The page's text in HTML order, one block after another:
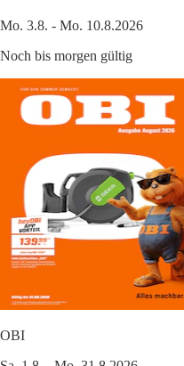
Mo. 3.8. - Mo. 10.8.2026
Noch bis morgen gültig
OBI